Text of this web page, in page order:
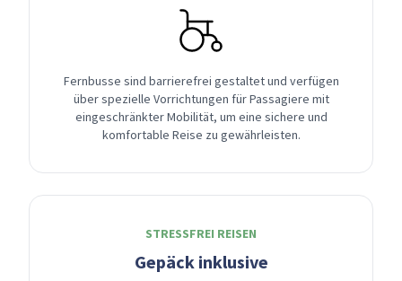
Fernbusse sind barrierefrei gestaltet und verfügen
über spezielle Vorrichtungen für Passagiere mit
eingeschränkter Mobilität, um eine sichere und
komfortable Reise zu gewährleisten.
STRESSFREI REISEN
Gepäck inklusive